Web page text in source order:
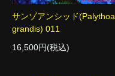
サンゾアンシッド(Palythoa
grandis) 011
16,500円(税込)